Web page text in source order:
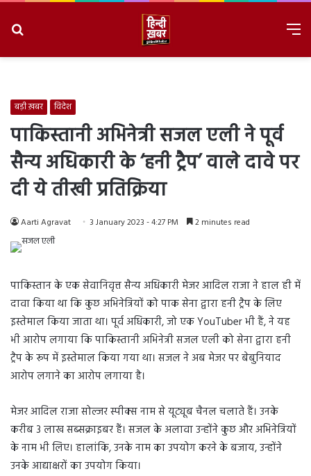
बड़ी ख़बर विदेश
पाकिस्तानी अभिनेत्री सजल एली ने पूर्व
सैन्य अधिकारी के ‘हनी ट्रैप’ वाले दावे पर
दी ये तीखी प्रतिक्रिया
Aarti Agravat 3 January 2023 - 4:27 PM 2 minutes read
पाकिस्तान के एक सेवानिवृत्त सैन्य अधिकारी मेजर आदिल राजा ने हाल ही में
दावा किया था कि कुछ अभिनेत्रियों को पाक सेना द्वारा हनी ट्रैप के लिए
इस्तेमाल किया जाता था। पूर्व अधिकारी, जो एक YouTuber भी हैं, ने यह
भी आरोप लगाया कि पाकिस्तानी अभिनेत्री सजल एली को सेना द्वारा हनी
ट्रैप के रूप में इस्तेमाल किया गया था। सजल ने अब मेजर पर बेबुनियाद
आरोप लगाने का आरोप लगाया है।
मेजर आदिल राजा सोल्जर स्पीक्स नाम से यूट्यूब चैनल चलाते हैं। उनके
करीब 3 लाख सब्सक्राइबर हैं। सजल के अलावा उन्होंने कुछ और अभिनेत्रियों
के नाम भी लिए। हालांकि, उनके नाम का उपयोग करने के बजाय, उन्होंने
उनके आद्याक्षरों का उपयोग किया।